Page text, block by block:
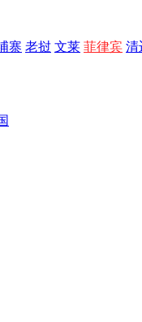
寨 老挝 文莱 菲律宾 清